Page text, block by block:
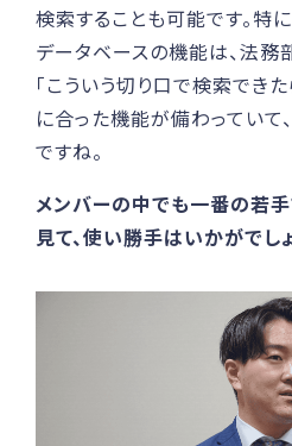
検索することも可能です。特
データベースの機能は、法
「こういう切り口で検索でき
に合った機能が備わっていて
ですね。
メンバーの中でも一番の若
見て、使い勝手はいかがでしょ